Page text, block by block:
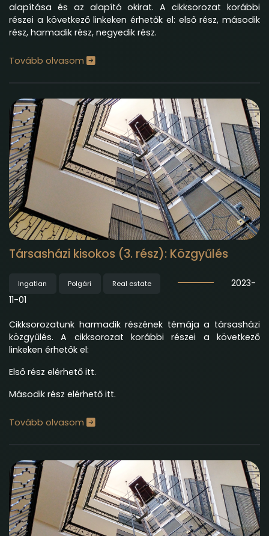
alapítása és az alapító okirat. A cikksorozat korábbi
részei a következő linkeken érhetők el: első rész, második
rész, harmadik rész, negyedik rész.
Tovább olvasom
Társasházi kisokos (3. rész): Közgyűlés
Ingatlan Polgári Real estate
2023-
11-01
Cikksorozatunk harmadik részének témája a társasházi
közgyűlés. A cikksorozat korábbi részei a következő
linkeken érhetők el:
Első rész elérhető itt.
Második rész elérhető itt.
Tovább olvasom